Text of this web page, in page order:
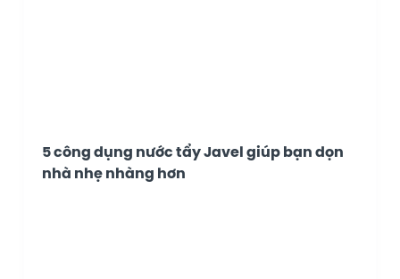
5 công dụng nước tẩy Javel giúp bạn dọn
nhà nhẹ nhàng hơn